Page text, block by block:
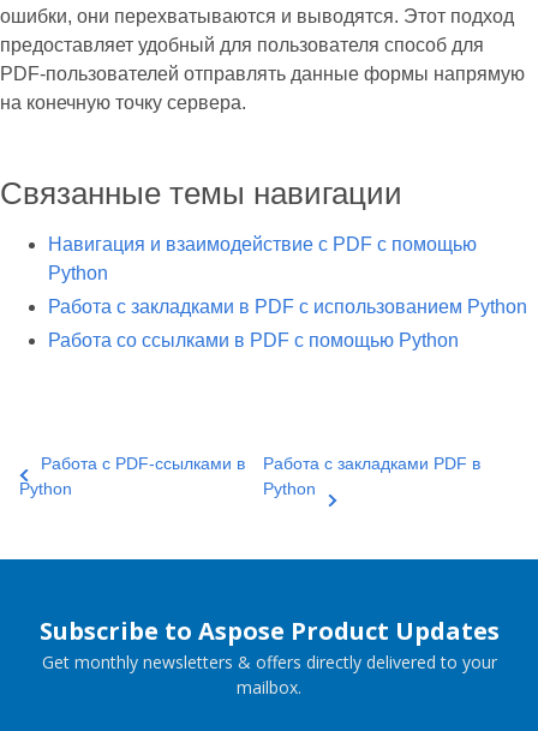
ошибки, они перехватываются и выводятся. Этот подход
предоставляет удобный для пользователя способ для
PDF‑пользователей отправлять данные формы напрямую
на конечную точку сервера.
Связанные темы навигации
Навигация и взаимодействие с PDF с помощью
Python
Работа с закладками в PDF с использованием Python
Работа со ссылками в PDF с помощью Python
Работа с PDF‑ссылками в
Python
Работа с закладками PDF в
Python
Subscribe to Aspose Product Updates
Get monthly newsletters & offers directly delivered to your
mailbox.